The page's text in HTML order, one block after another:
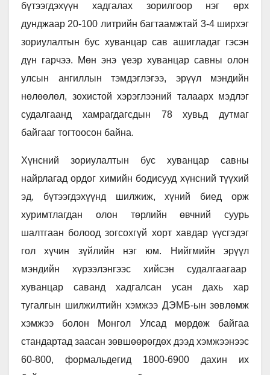
бүтээгдэхүүн хадгалах зорилгоор нэг өрх
дунджаар 20-100 литрийн багтаамжтай 3-4 ширхэг
зориулалтын бус хуванцар сав ашигладаг гэсэн
дүн гарчээ. Мөн энэ үеэр хуванцар савны олон
улсын ангиллын тэмдэглэгээ, эрүүл мэндийн
нөлөөлөл, зохистой хэрэглээний талаарх мэдлэг
судалгаанд хамрагдагсдын 78 хувьд дутмаг
байгааг тогтоосон байна.
Хүнсний зориулалтын бус хуванцар савны
найрлагад ордог химийн бодисууд хүнсний түүхий
эд, бүтээгдэхүүнд шилжиж, хүний биед орж
хуримтлагдан олон төрлийн өвчний суурь
шалтгаан болоод зогсохгүй хорт хавдар үүсгэдэг
гол хүчин зүйлийн нэг юм. Нийгмийн эрүүл
мэндийн хүрээлэнгээс хийсэн судалгаагаар
хуванцар саванд хадгалсан усан дахь хар
тугалгын шилжилтийн хэмжээ ДЭМБ-ын зөвлөмж
хэмжээ болон Монгол Улсад мөрдөж байгаа
стандартад заасан зөвшөөрөгдөх дээд хэмжээнээс
60-800, формальдегид 1800-6900 дахин их